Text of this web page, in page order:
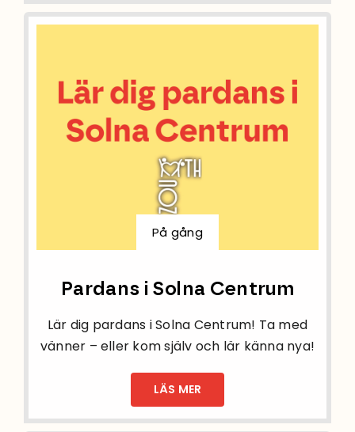
På gång
Pardans i Solna Centrum
Lär dig pardans i Solna Centrum! Ta med
vänner – eller kom själv och lär känna nya!
LÄS MER